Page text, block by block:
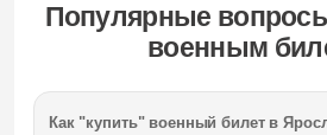
Популярные
военным
Как "купить" военный билет в